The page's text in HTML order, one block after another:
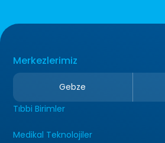
Merkezlerimiz
Gebze
Tıbbi Birimler
Medikal Teknolojiler